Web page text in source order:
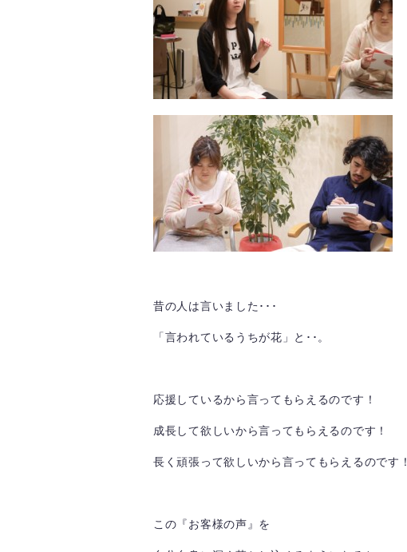
昔の人は言いました･･･
「言われているうちが花」と･･。
応援しているから言ってもらえるのです！
成長して欲しいから言ってもらえるのです！
長く頑張って欲しいから言ってもらえるのです！
この『お客様の声』を